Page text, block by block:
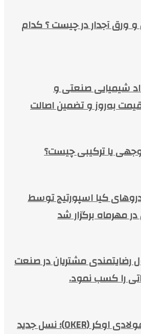
ورق آجدار در چیست ؟ کدام
شیمیایی صنعتی و
به‌روز و تضمین اصالت
یا ترکیبی چیست؟
کیا اسپورتیج توسط
مهرماه برگزار شد
رضایتمندی مشتریان در صنعت
را کسب نمود.
معرفی کرکره فولادی اوکر (OKER)؛ نسل جدید